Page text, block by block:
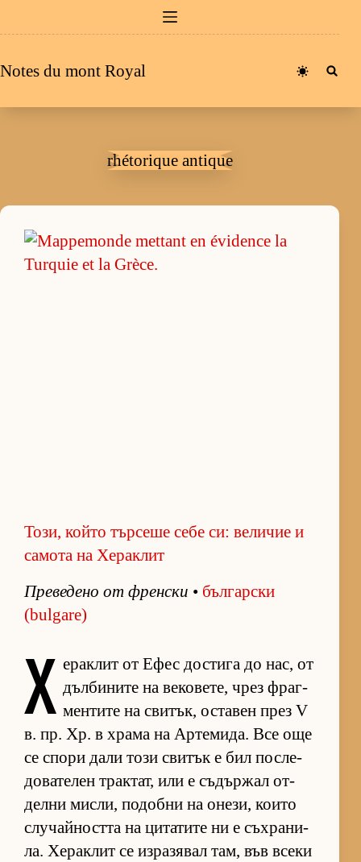
au
Notes du mont Royal
rhétorique antique
Този, който търсеше себе си: величие и
самота на Хераклит
Пре­ве­дено от френ­ски • бъл­гар­ски
(bulgare)
Х е­рак­лит от Ефес дос­тига до нас, от
дъл­би­ните на ве­ко­ве­те, чрез фраг­
мен­тите на сви­тък, ос­та­вен през V
в. пр. Хр. в храма на Ар­те­ми­да. Все още
се спори дали този сви­тък е бил пос­ле­
до­ва­те­лен трак­тат, или е съ­дър­жал от­
делни мис­ли, по­добни на оне­зи, ко­ито
слу­чай­ността на ци­та­тите ни е съх­ра­ни­
ла. Хе­рак­лит се из­ра­зя­вал там, във всеки